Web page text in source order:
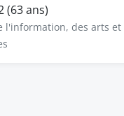
(63 ans)
l'information, des arts et